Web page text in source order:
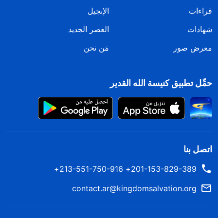
كتبها للكنائس أثناء مسار عمله. لذلك هي أيضًا سجل
لمعظم عمل بولس آنذاك. كُتبت لجميع مَن كانوا إخوة
وأخوات في الرب، حتى يتسنى للإخوة والأخوات في كل
الكنائس آنذاك أن يتبعوا نصيحته ويلتزموا بطريق التوبة
الذي أوصى به
الرب يسوع
الجميع أن يأكل ويشرب الكلام الذي كتبه، ولم يقل أن
الإيمان؛ كان يكرز ببساطة ويذكِّر الناس ويعظهم. كانت
كلماته مبنية على حِمْله الخاص، وقد دعَّم الناس من خلال
تلك الكلمات. هو قام بعمل رسول الكنائس آنذاك، وكان
قراءات
الإنجيل
شهادات
العصر الجديد
معرض صور
مَن نحن
حمِّل تطبيق كنيسة الله القدير
اتصل بنا
201-153-829-389+ 213-551-750-916+
contact.ar@kingdomsalvation.org